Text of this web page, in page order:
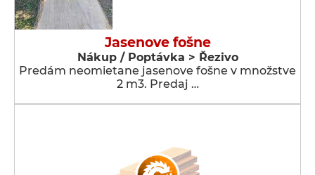
Jasenove fošne
Nákup / Poptávka > Řezivo
Predám neomietane jasenove fošne v množstve
2 m3. Predaj …